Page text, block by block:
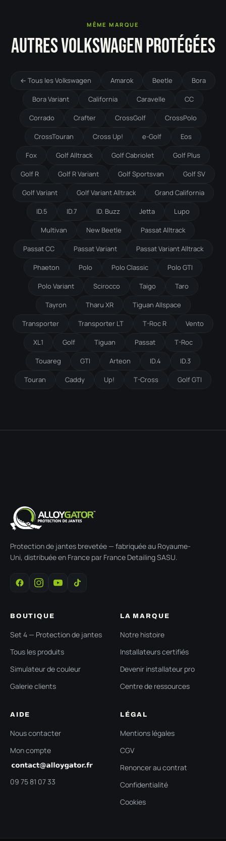
MÊME MARQUE
AUTRES VOLKSWAGEN PROTÉGÉES
← Tous les Volkswagen Amarok Beetle Bora
Bora Variant California Caravelle CC
Corrado Crafter CrossGolf CrossPolo
CrossTouran Cross Up! e-Golf Eos
Fox Golf Alltrack Golf Cabriolet Golf Plus
Golf R Golf R Variant Golf Sportsvan Golf SV
Golf Variant Golf Variant Alltrack Grand California
ID.5 ID.7 ID. Buzz Jetta Lupo
Multivan New Beetle Passat Alltrack
Passat CC Passat Variant Passat Variant Alltrack
Phaeton Polo Polo Classic Polo GTI
Polo Variant Scirocco Taigo Taro
Tayron Tharu XR Tiguan Allspace
Transporter Transporter LT T-Roc R Vento
XL1 Golf Tiguan Passat T-Roc
Touareg GTI Arteon ID.4 ID.3
Touran Caddy Up! T-Cross Golf GTI
Protection de jantes brevetée — fabriquée au Royaume-
Uni, distribuée en France par France Detailing SASU.
BOUTIQUE
Set 4 — Protection de jantes
Tous les produits
Simulateur de couleur
Galerie clients
LA MARQUE
Notre histoire
Installateurs certifiés
Devenir installateur pro
Centre de ressources
AIDE
Nous contacter
Mon compte
09 75 81 07 33
LÉGAL
Mentions légales
CGV
Renoncer au contrat
Confidentialité
Cookies